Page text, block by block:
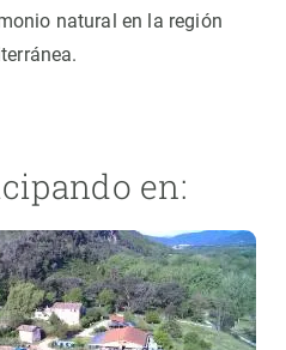
natural en la región
en: